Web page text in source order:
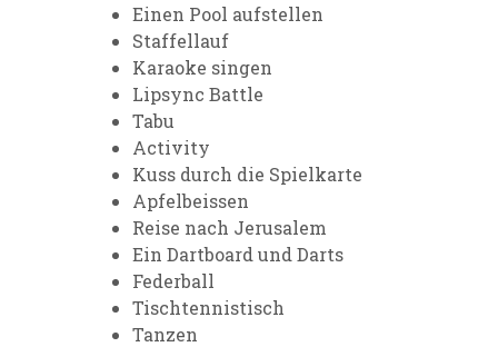
Einen Pool aufstellen
Staffellauf
Karaoke singen
Lipsync Battle
Tabu
Activity
Kuss durch die Spielkarte
Apfelbeissen
Reise nach Jerusalem
Ein Dartboard und Darts
Federball
Tischtennistisch
Tanzen